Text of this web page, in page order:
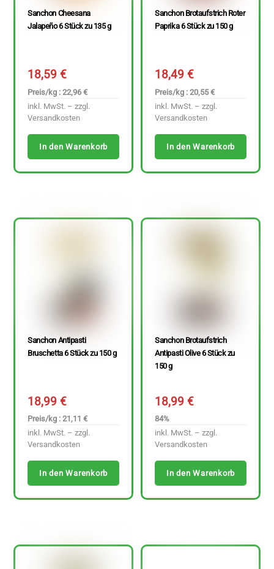
Sanchon Cheesana
Jalapeño 6 Stück zu 135 g
18,59€
Preis/kg : 22,96 €
inkl. MwSt. – zzgl.
Versandkosten
In den Warenkorb
Sanchon Brotaufstrich Roter
Paprika 6 Stück zu 150 g
18,49€
Preis/kg : 20,55 €
inkl. MwSt. – zzgl.
Versandkosten
In den Warenkorb
Sanchon Antipasti
Bruschetta 6 Stück zu 150 g
18,99€
Preis/kg : 21,11 €
inkl. MwSt. – zzgl.
Versandkosten
In den Warenkorb
Sanchon Brotaufstrich
Antipasti Olive 6 Stück zu
150 g
18,99€
84%
inkl. MwSt. – zzgl.
Versandkosten
In den Warenkorb